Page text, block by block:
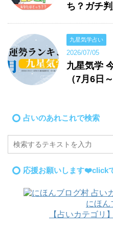
ち？ガチ
九星気学占い
2026/07/05
九星気学
（7月6日
占いのあれこれで検索
応援お願いします❤️click
にほん
【占いカテゴリ